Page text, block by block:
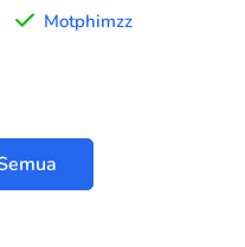
Motphimzz